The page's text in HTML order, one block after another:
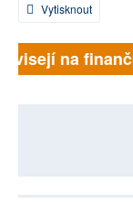
Vytisknout
na